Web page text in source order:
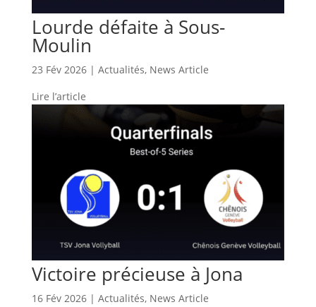
Lourde défaite à Sous-
Moulin
23 Fév 2026| Actualités, News Article
Lire l’article
Victoire précieuse à Jona
16 Fév 2026| Actualités, News Article